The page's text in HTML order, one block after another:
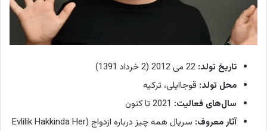
تاریخ تولد:
محل تولد: قوجاایلی، ترکیه
سال‌های فعالیت:
آثار معروف:
سریال همه چیز درباره ازدواج (Evlilik Hakkinda Her